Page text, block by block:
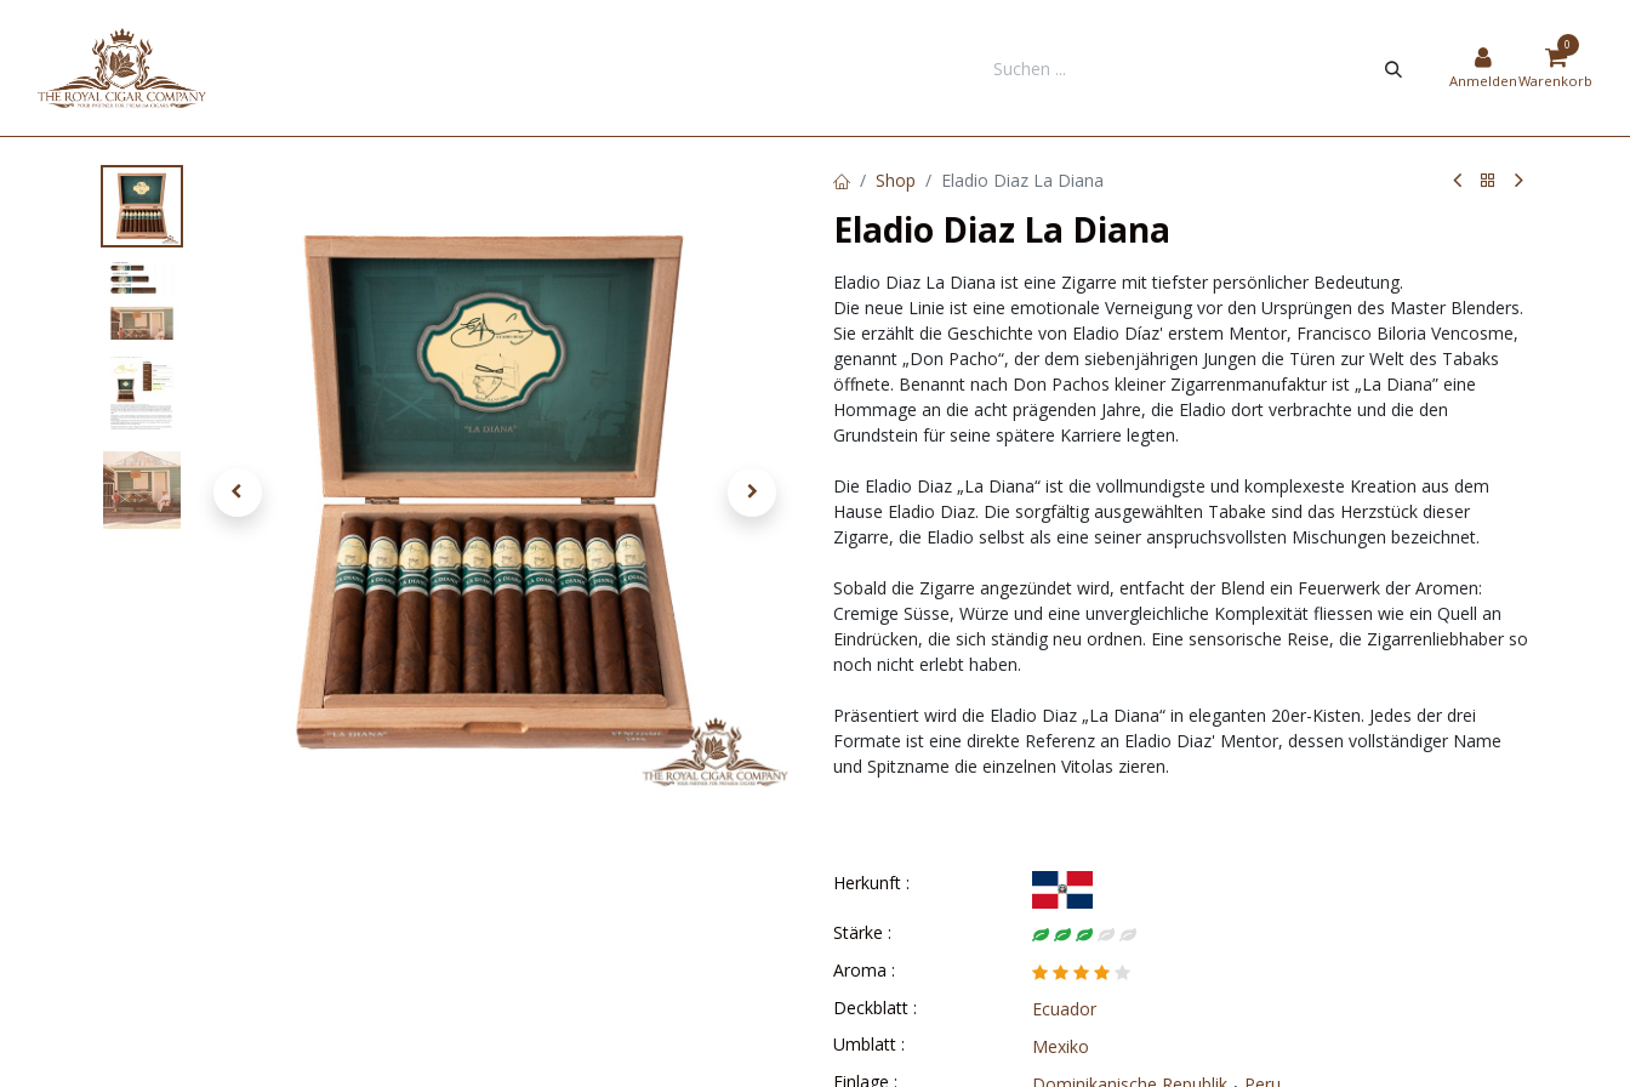
NEUKUNDE REGISTRIERUNG
Anmelden
0
Warenkorb
Shop Eladio Diaz La Diana
Eladio Diaz La Diana
Eladio Diaz La Diana ist eine Zigarre mit tiefster persönlicher Bedeutung.
Die neue Linie ist eine emotionale Verneigung vor den Ursprüngen des Master Blenders.
Sie erzählt die Geschichte von Eladio Díaz' erstem Mentor, Francisco Biloria Vencosme,
genannt „Don Pacho“, der dem siebenjährigen Jungen die Türen zur Welt des Tabaks
öffnete. Benannt nach Don Pachos kleiner Zigarrenmanufaktur ist „La Diana” eine
Hommage an die acht prägenden Jahre, die Eladio dort verbrachte und die den
Grundstein für seine spätere Karriere legten.
Die Eladio Diaz „La Diana“ ist die vollmundigste und komplexeste Kreation aus dem
Hause Eladio Diaz. Die sorgfältig ausgewählten Tabake sind das Herzstück dieser
Zigarre, die Eladio selbst als eine seiner anspruchsvollsten Mischungen bezeichnet.
Sobald die Zigarre angezündet wird, entfacht der Blend ein Feuerwerk der Aromen:
Cremige Süsse, Würze und eine unvergleichliche Komplexität fliessen wie ein Quell an
Eindrücken, die sich ständig neu ordnen. Eine sensorische Reise, die Zigarrenliebhaber so
noch nicht erlebt haben.
Präsentiert wird die Eladio Diaz „La Diana“ in eleganten 20er-Kisten. Jedes der drei
Formate ist eine direkte Referenz an Eladio Diaz' Mentor, dessen vollständiger Name
und Spitzname die einzelnen Vitolas zieren.
Herkunft :
Stärke :
Aroma :
Deckblatt :
Ecuador
Umblatt :
Mexiko
Einlage :
,